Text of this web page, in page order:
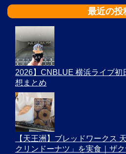
最近の投
2026】CNBLUE 横浜ライブ初
想まとめ
【天王洲】ブレッドワークス
クリンドーナツ」を実食｜ザ